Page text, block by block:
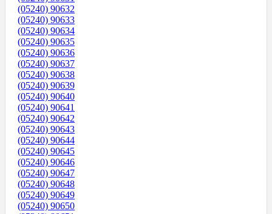
(05240) 90632
(05240) 90633
(05240) 90634
(05240) 90635
(05240) 90636
(05240) 90637
(05240) 90638
(05240) 90639
(05240) 90640
(05240) 90641
(05240) 90642
(05240) 90643
(05240) 90644
(05240) 90645
(05240) 90646
(05240) 90647
(05240) 90648
(05240) 90649
(05240) 90650